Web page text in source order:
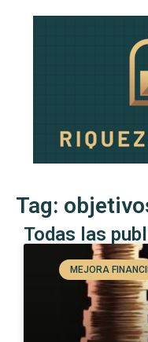
Tag:
Todas las
MEJORA